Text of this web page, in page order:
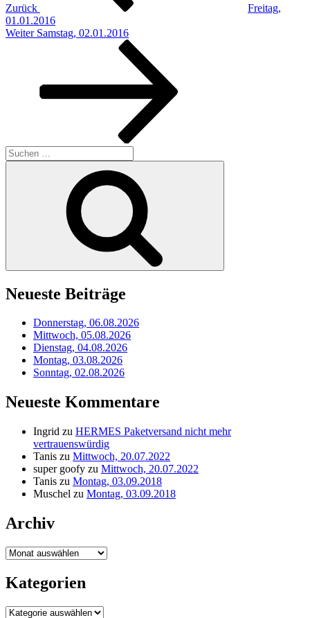
Zurück
Freitag,
01.01.2016
Nächster
Weiter Samstag, 02.01.2016
Suchen
nach:
Neueste Beiträge
Donnerstag, 06.08.2026
Mittwoch, 05.08.2026
Dienstag, 04.08.2026
Montag, 03.08.2026
Sonntag, 02.08.2026
Neueste Kommentare
Ingrid zu HERMES Paketversand nicht mehr
vertrauenswürdig
Tanis zu Mittwoch, 20.07.2022
super goofy zu Mittwoch, 20.07.2022
Tanis zu Montag, 03.09.2018
Muschel zu Montag, 03.09.2018
Archiv
Archiv
Kategorien
Kategorien